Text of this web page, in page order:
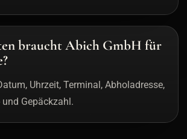
braucht Abich GmbH für
Uhrzeit, Terminal, Abholadresse,
und Gepäckzahl.